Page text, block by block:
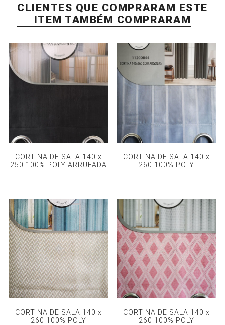
CLIENTES QUE COMPRARAM ESTE
ITEM TAMBÉM COMPRARAM
CORTINA DE SALA 140 x
250 100% POLY ARRUFADA
CORTINA DE SALA 140 x
260 100% POLY
CORTINA DE SALA 140 x
260 100% POLY
CORTINA DE SALA 140 x
260 100% POLY